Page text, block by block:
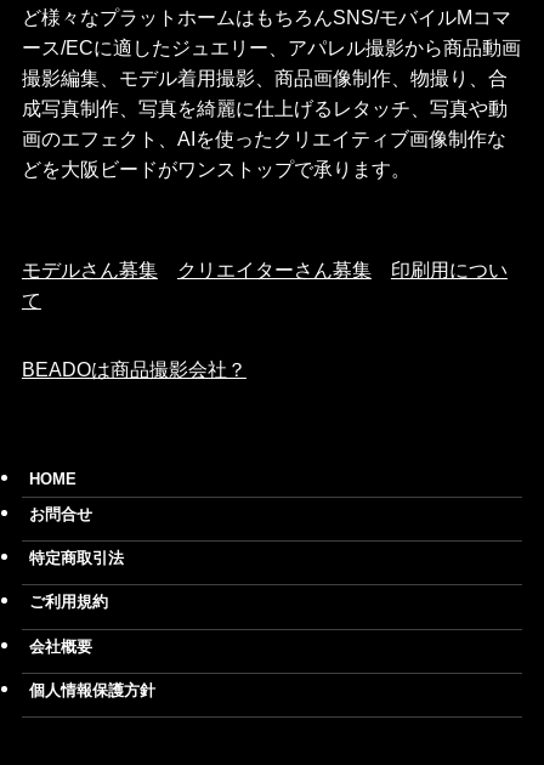
ど様々なプラットホームはもちろんSNS/モバイルMコマ
ース/ECに適したジュエリー、アパレル撮影から商品動画
撮影編集、モデル着用撮影、商品画像制作、物撮り、合
成写真制作、写真を綺麗に仕上げるレタッチ、写真や動
画のエフェクト、AIを使ったクリエイティブ画像制作な
どを大阪ビードがワンストップで承ります。
モデルさん募集 クリエイターさん募集
印刷用につい
て
BEADOは商品撮影会社？
HOME
お問合せ
特定商取引法
ご利用規約
会社概要
個人情報保護方針